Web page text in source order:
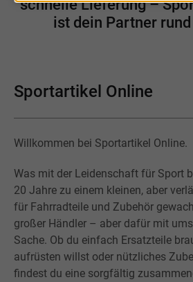
schnelle Lieferung –
ist dein Partner
Sportartikel Online
Willkommen bei Sportartikel Online.
Was mit der Leidenschaft für Sport
20 Jahre zu einem kleinen, aber
für Fahrradteile und Zubehör
großer Händler – aber dafür mit
Sache. Ob du einfach Ersatzteile
aufrüsten willst oder nützliches
findest du eine sorgfältig